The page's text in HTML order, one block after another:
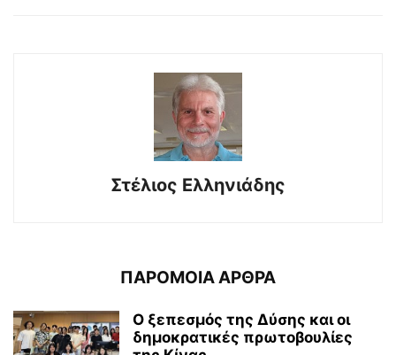
Στέλιος Ελληνιάδης
ΠΑΡΟΜΟΙΑ ΑΡΘΡΑ
Ο ξεπεσμός της Δύσης και οι
δημοκρατικές πρωτοβουλίες